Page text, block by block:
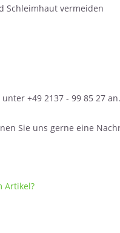
Schleimhaut vermeiden
unter +49 2137 - 99 85 27
Sie uns gerne eine
Artikel?